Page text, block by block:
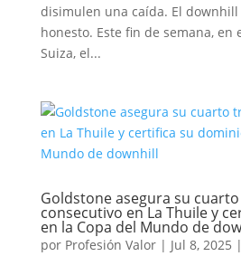
disimulen una caída. El
honesto. Este fin de semana, en
Suiza, el...
Goldstone asegura su
consecutivo en La Thuile y
en la Copa del Mundo de
por Profesión Valor| Jul 8, 2025 |